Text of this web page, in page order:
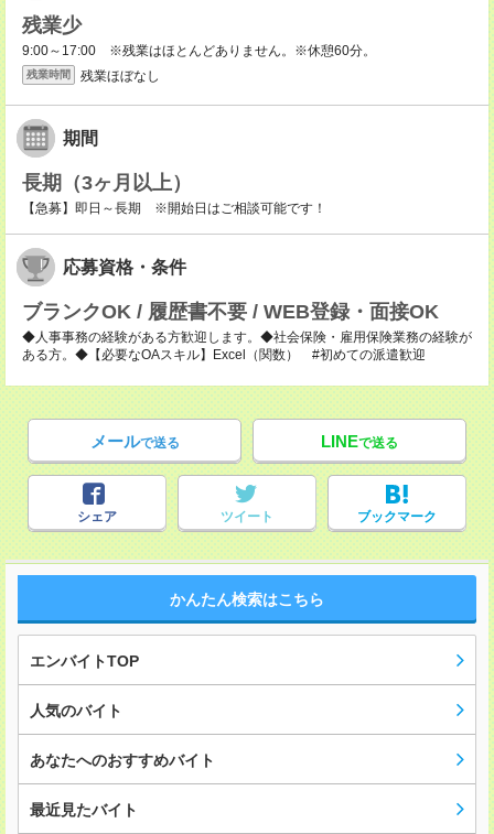
残業少
9:00～17:00 ※残業はほとんどありません。※休憩60分。
残業時間 残業ほぼなし
期間
長期（3ヶ月以上）
【急募】即日～長期 ※開始日はご相談可能です！
応募資格・条件
ブランクOK / 履歴書不要 / WEB登録・面接OK
◆人事事務の経験がある方歓迎します。◆社会保険・雇用保険業務の経験が
ある方。◆【必要なOAスキル】Excel（関数） #初めての派遣歓迎
メールで送る LINEで送る
シェア ツイート ブックマーク
かんたん検索はこちら
エンバイトTOP
人気のバイト
あなたへのおすすめバイト
最近見たバイト